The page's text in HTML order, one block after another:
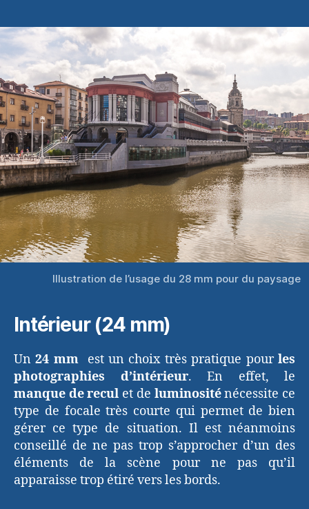
Illustration de l’usage du 28 mm pour du paysage
Intérieur (24 mm)
Un24 mmest un choix très pratique pourles
photographies d’intérieur. En effet, le
manque de recul et de luminositénécessite ce
type de focale très courte qui permet de bien
gérer ce type de situation. Il est néanmoins
conseillé de ne pas trop s’approcher d’un des
éléments de la scène pour ne pas qu’il
apparaisse trop étiré vers les bords.